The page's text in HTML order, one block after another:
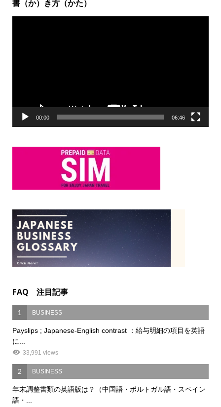
書（か）き方（かた）
00:00 06:46
FAQ 注目記事
1 BUSINESS
Payslips ; Japanese-English contrast ：給与明細の項目を英語
に...
33,991 views
2 BUSINESS
年末調整書類の英語版は？（中国語・ポルトガル語・スペイン
語・...